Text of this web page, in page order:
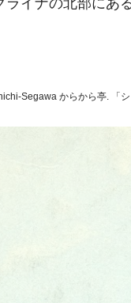
ライナの北部にあ
Segawa からから亭. 「